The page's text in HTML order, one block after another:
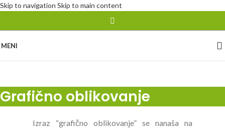
Skip to navigation Skip to main content
MENI
Grafično oblikovanje
Izraz “grafično oblikovanje” se nanaša na